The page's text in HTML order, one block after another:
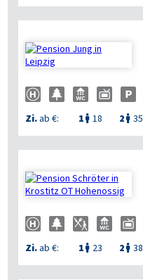

Zi.ab €: 1  18 2  35

Zi.ab €: 1  23 2  38